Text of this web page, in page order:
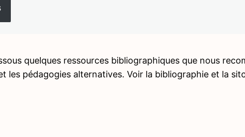
quelques ressources bibliographiques que nous
les pédagogies alternatives. Voir la bibliographie et la